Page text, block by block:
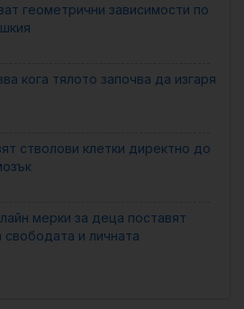
геометрични зависимости по
кога тялото започва да изгаря
стволови клетки директно до
мерки за деца поставят
и личната